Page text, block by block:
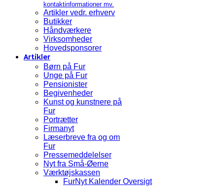
kontaktinformationer mv.
Artikler vedr. erhverv
Butikker
Håndværkere
Virksomheder
Hovedsponsorer
Artikler
Børn på Fur
Unge på Fur
Pensionister
Begivenheder
Kunst og kunstnere på
Fur
Portrætter
Firmanyt
Læserbreve fra og om
Fur
Pressemeddelelser
Nyt fra Små-Øerne
Værktøjskassen
FurNyt Kalender Oversigt